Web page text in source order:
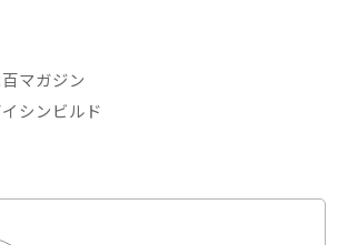
マガジン
シンビルド